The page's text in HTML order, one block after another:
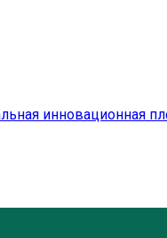
инновационная